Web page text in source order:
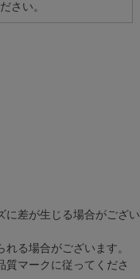
さい。
に差が生じる場合がござい
る場合がございます。
質マークに従ってくださ